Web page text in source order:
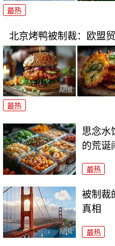
最热
北京烤鸭被制裁：欧盟
最热
思念水
的荒诞
最热
被制裁
真相
最热